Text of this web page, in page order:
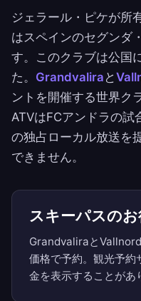
ジェラール・ピケが所
はスペインのセグンダ
す。このクラブは公国
た。 Grandvalira と
ントを開催する世界ク
ATVはFCアンドラの試
の独占ローカル放送を
できません。
スキーパスのお
Grandvaliraと
価格で予約。観光予約
金を表示することがあ